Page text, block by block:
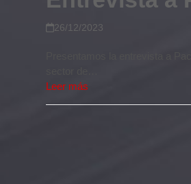
26/12/2023
Leer más